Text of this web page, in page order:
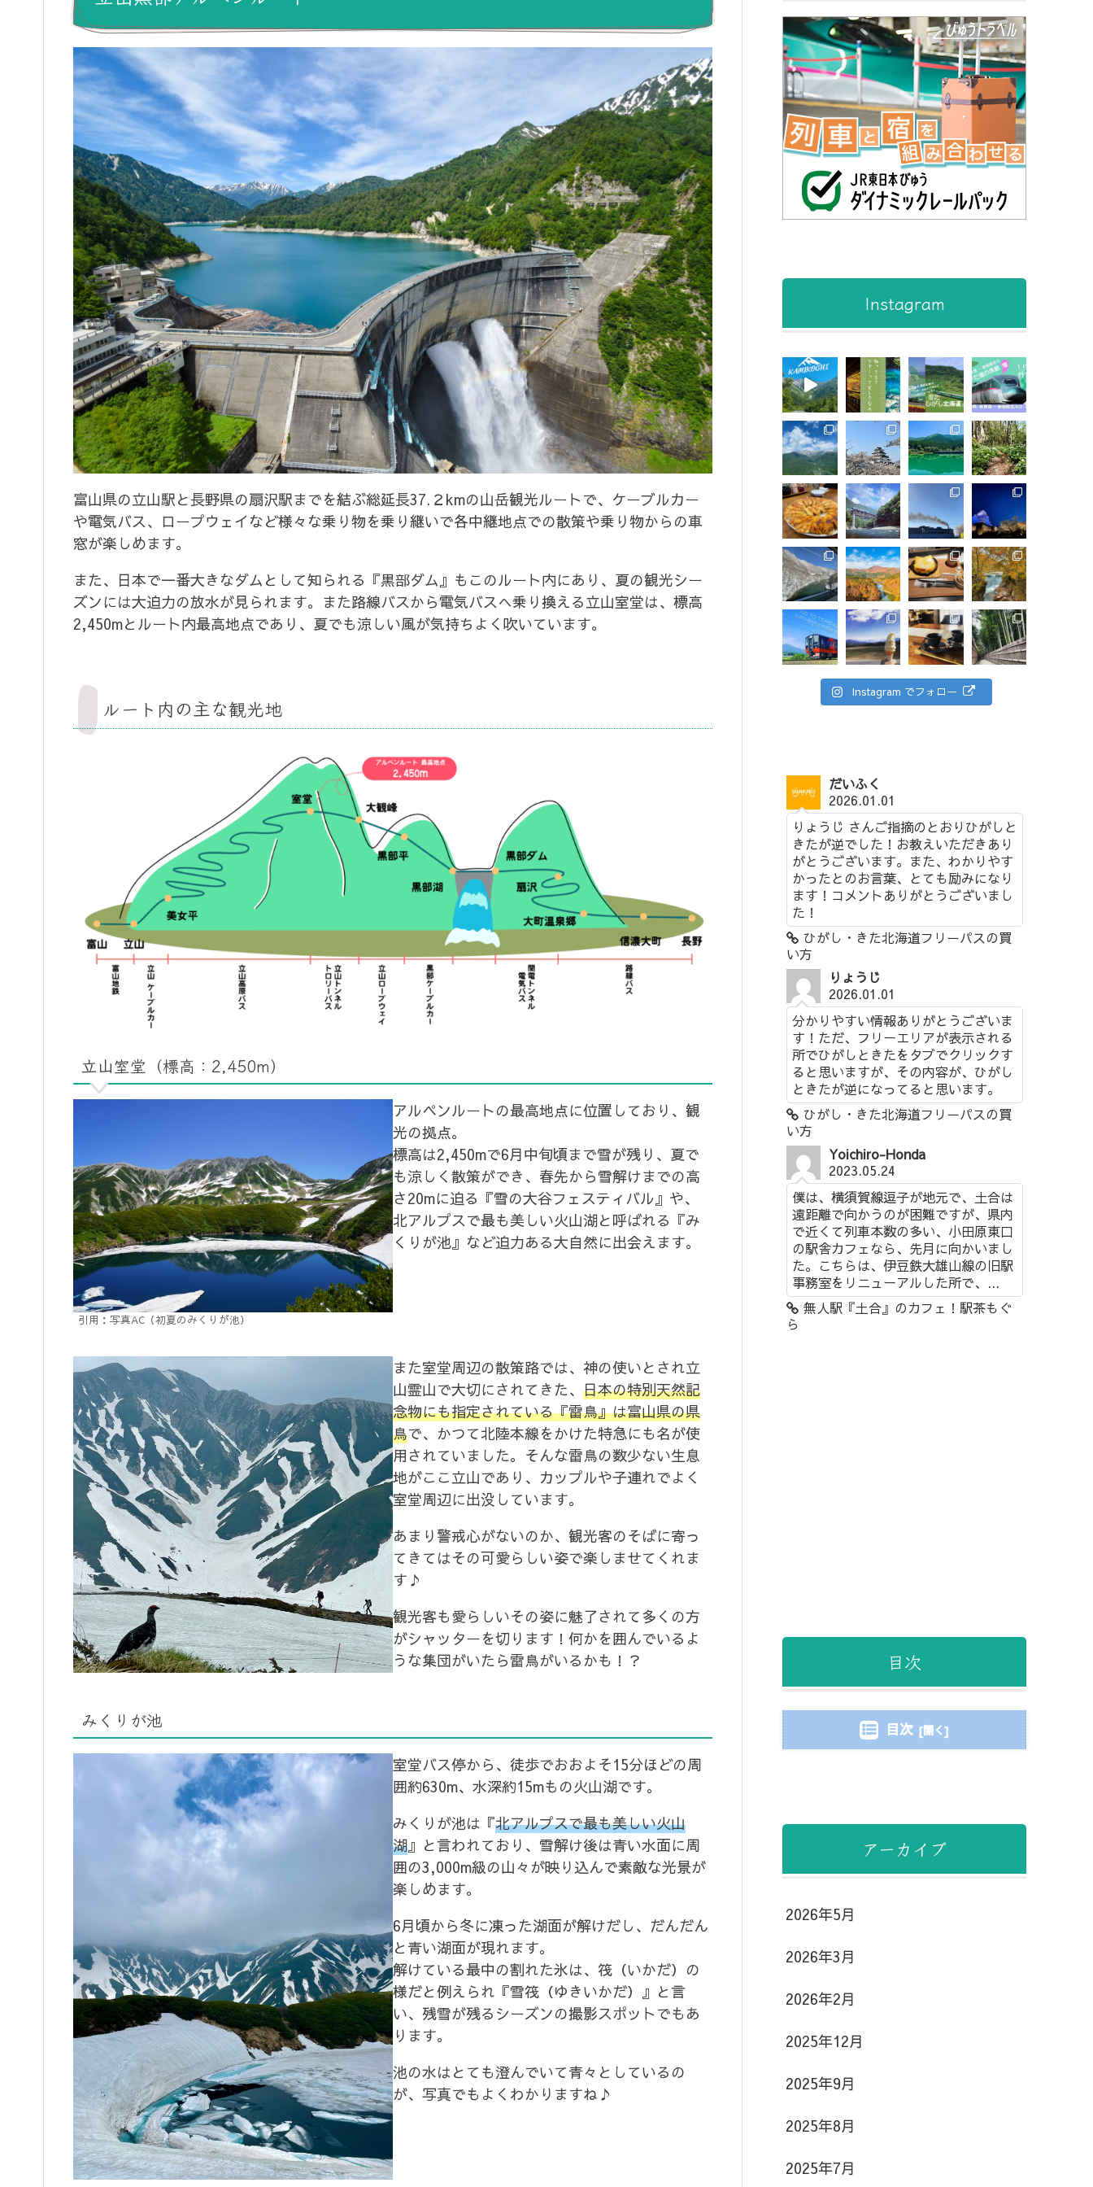
富山県の立山駅と長野県の扇沢駅までを結ぶ総延長37.２kmの山岳観光ルートで、ケーブルカー
や電気バス、ロープウェイなど様々な乗り物を乗り継いで各中継地点での散策や乗り物からの車
窓が楽しめます。
また、日本で一番大きなダムとして知られる『黒部ダム』もこのルート内にあり、夏の観光シー
ズンには大迫力の放水が見られます。また路線バスから電気バスへ乗り換える立山室堂は、標高
2,450mとルート内最高地点であり、夏でも涼しい風が気持ちよく吹いています。
ルート内の主な観光地
立山室堂（標高：2,450m）
引用：写真AC（初夏のみくりが池）
アルペンルートの最高地点に位置しており、観
光の拠点。
標高は2,450mで6月中旬頃まで雪が残り、夏で
も涼しく散策ができ、春先から雪解けまでの高
さ20mに迫る『雪の大谷フェスティバル』や、
北アルプスで最も美しい火山湖と呼ばれる『み
くりが池』など迫力ある大自然に出会えます。
また室堂周辺の散策路では、神の使いとされ立
山霊山で大切にされてきた、 日本の特別天然記
念物にも指定されている『雷鳥』は富山県の県
鳥で、かつて北陸本線をかけた特急にも名が使
用されていました。そんな雷鳥の数少ない生息
地がここ立山であり、カップルや子連れでよく
室堂周辺に出没しています。
あまり警戒心がないのか、観光客のそばに寄っ
てきてはその可愛らしい姿で楽しませてくれま
す♪
観光客も愛らしいその姿に魅了されて多くの方
がシャッターを切ります！何かを囲んでいるよ
うな集団がいたら雷鳥がいるかも！？
みくりが池
室堂バス停から、徒歩でおおよそ15分ほどの周
囲約630m、水深約15mもの火山湖です。
みくりが池は『北アルプスで最も美しい火山
湖』と言われており、雪解け後は青い水面に周
囲の3,000m級の山々が映り込んで素敵な光景が
楽しめます。
6月頃から冬に凍った湖面が解けだし、だんだん
と青い湖面が現れます。
解けている最中の割れた氷は、筏（いかだ）の
様だと例えられ『雪筏（ゆきいかだ）』と言
い、残雪が残るシーズンの撮影スポットでもあ
ります。
池の水はとても澄んでいて青々としているの
が、写真でもよくわかりますね♪
Instagram
Instagram でフォロー
だいふく
2026.01.01
りょうじ さんご指摘のとおりひがしと
きたが逆でした！お教えいただきあり
がとうございます。また、わかりやす
かったとのお言葉、とても励みになり
ます！コメントありがとうございまし
た！
ひがし・きた北海道フリーパスの買
い方
りょうじ
2026.01.01
分かりやすい情報ありがとうございま
す！ただ、フリーエリアが表示される
所でひがしときたをタブでクリックす
ると思いますが、その内容が、ひがし
ときたが逆になってると思います。
ひがし・きた北海道フリーパスの買
い方
Yoichiro-Honda
2023.05.24
僕は、横須賀線逗子が地元で、土合は
遠距離で向かうのが困難ですが、県内
で近くて列車本数の多い、小田原東口
の駅舎カフェなら、先月に向かいまし
た。こちらは、伊豆鉄大雄山線の旧駅
事務室をリニューアルした所で、...
無人駅『土合』のカフェ！駅茶もぐ
ら
目次
目次
アーカイブ
2026年5月
2026年3月
2026年2月
2025年12月
2025年9月
2025年8月
2025年7月